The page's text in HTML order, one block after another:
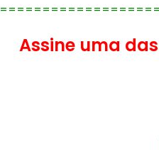
Assine uma